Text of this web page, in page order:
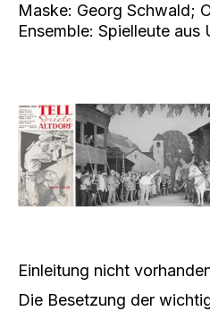
Maske: Georg Schwald;
Ensemble: Spielleute aus
Einleitung nicht
Die Besetzung der